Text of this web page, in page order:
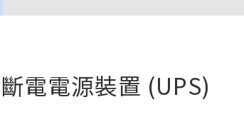
電電源裝置 (UPS)